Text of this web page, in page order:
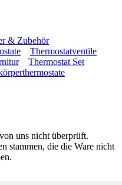
& Zubehör
Thermostatventile
Thermostat Set
uns nicht überprüft.
stammen, die die Ware nicht